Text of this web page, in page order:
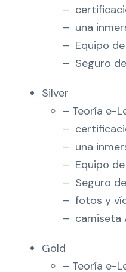
–
– ⁠ una
– ⁠ Equipo
– ⁠ Seguro
Silver
– Teoría e-
–
– ⁠ una
– ⁠ Equipo
– ⁠ Seguro
– ⁠ fotos y
– ⁠ camiseta
Gold
– Teoría e-